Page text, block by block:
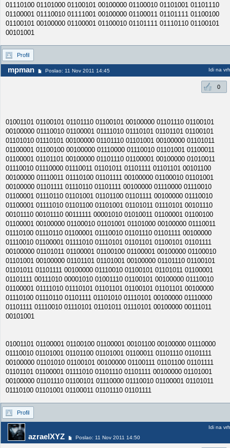
01110100 01101000 01100101 00100000 01100010 01101001 01101110
01100001 01110010 01111001 00100000 01100011 01101111 01100100
01100101 00100000 01100001 01100010 01101111 01110110 01100101
00101001
Profil
mpman Poslao: 11 Nov 2011 14:45 Idi na vrh
0
01001101 01100101 01101110 01100101 00100000 01101110 01100101
00100000 01110010 01100001 01111010 01110101 01101101 01100101
01101010 01110101 00100000 01101110 01101001 00100000 01101011
01100001 01100100 00100000 01110000 01110010 01101001 01100011
01100001 01101101 00100000 01101110 01100001 00100000 01010011
01110010 01110000 01110011 01101011 01101111 01101101 00101100
00100000 01110011 01110100 01101111 00100000 01100010 01101001
00100000 01101111 01110110 01101111 00100000 01110000 01110010
01100001 01110110 01101001 01101100 01101111 00100000 01110010
01100001 01111010 01101100 01101001 01101011 01110101 00101110
00101110 00101110 00111111 00001010 01010011 01100001 01100100
01100001 00100000 01100010 01101001 01101000 00100000 01110011
01110100 01110110 01100001 01110010 01101110 01101111 00100000
01110010 01100001 01111010 01110101 01101101 01100101 01101111
00100000 01101011 01100001 01100100 01100001 00100000 01100010
01101001 00100000 01101101 01101001 00100000 01101110 01100101
01101011 01101111 00100000 01110010 01100101 01101011 01100001
01101111 00111010 00001010 01001110 01100101 00100000 01110010
01100001 01111010 01110101 01101101 01100101 01101101 00100000
01110100 01110110 01101111 01101010 01110101 00100000 01110000
01101111 01110010 01110101 01101011 01110101 00100000 00111011
00101001
01001101 01100001 01100100 01100001 00101100 00100000 01110000
01110010 01101001 01101100 01101001 01100011 01101110 01101111
00100000 01101010 01100101 00100000 01100111 01101100 01101111
01101101 01100001 01111010 01101110 01101111 00100000 01101001
00100000 01101110 01100101 01110000 01110010 01100001 01101011
01110100 01101001 01100011 01101110 01101111
Profil
azraelXYZ Poslao: 11 Nov 2011 14:50
Idi na vrh